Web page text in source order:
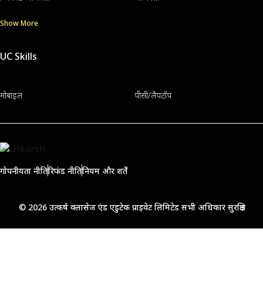
Show More
UC Skills
मोबाइल पीसी/लैपटॉप
गोपनीयता नीतिरिफंड नीतिनियम और शर्तें
© 2026 उत्कर्ष क्लासेज एंड एडुटेक प्राइवेट लिमिटेड सभी अधिकार सुरक्षित